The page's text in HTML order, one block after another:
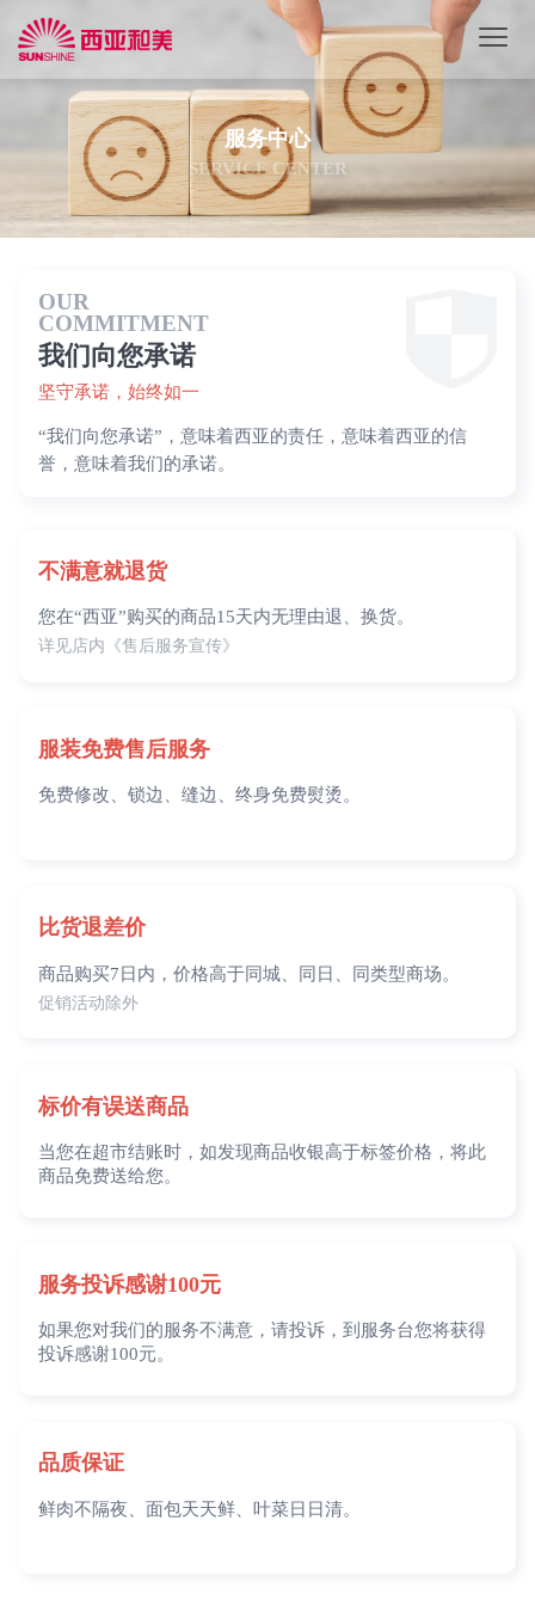
服务中心
SERVICE CENTER
OUR
COMMITMENT
我们向您承诺
坚守承诺，始终如一
“我们向您承诺”，意味着西亚的责任，意味着西亚的信
誉，意味着我们的承诺。
不满意就退货
您在“西亚”购买的商品15天内无理由退、换货。
详见店内《售后服务宣传》
服装免费售后服务
免费修改、锁边、缝边、终身免费熨烫。
比货退差价
商品购买7日内，价格高于同城、同日、同类型商场。
促销活动除外
标价有误送商品
当您在超市结账时，如发现商品收银高于标签价格，将此
商品免费送给您。
服务投诉感谢100元
如果您对我们的服务不满意，请投诉，到服务台您将获得
投诉感谢100元。
品质保证
鲜肉不隔夜、面包天天鲜、叶菜日日清。